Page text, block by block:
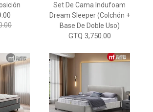
Set De Cama Indufoam
Dream Sleeper (Colchón +
Base De Doble Uso)
GTQ 3,750.00